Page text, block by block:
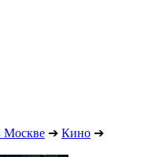
Москве ➔ Кино ➔